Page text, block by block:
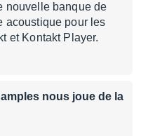
nouvelle banque de
acoustique pour les
et Kontakt Player.
nous joue de la